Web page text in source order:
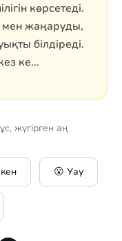
көрсетеді.
мен жаңаруды,
білдіреді.
ке...
жүгірген аң
😮 Уау